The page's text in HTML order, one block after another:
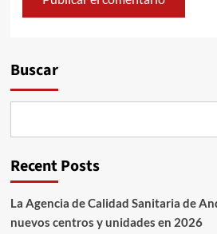
Buscar
Recent Posts
La Agencia de Calidad Sanitaria de
nuevos centros y unidades en 2026